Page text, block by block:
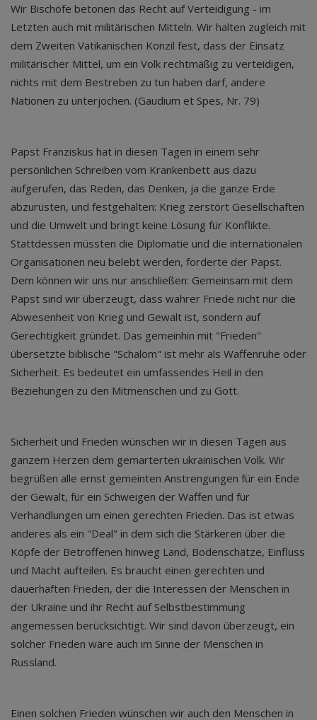
Wir Bischöfe betonen das Recht auf Verteidigung - im
Letzten auch mit militärischen Mitteln. Wir halten zugleich mit
dem Zweiten Vatikanischen Konzil fest, dass der Einsatz
militärischer Mittel, um ein Volk rechtmäßig zu verteidigen,
nichts mit dem Bestreben zu tun haben darf, andere
Nationen zu unterjochen. (Gaudium et Spes, Nr. 79)
Papst Franziskus hat in diesen Tagen in einem sehr
persönlichen Schreiben vom Krankenbett aus dazu
aufgerufen, das Reden, das Denken, ja die ganze Erde
abzurüsten, und festgehalten: Krieg zerstört Gesellschaften
und die Umwelt und bringt keine Lösung für Konflikte.
Stattdessen müssten die Diplomatie und die internationalen
Organisationen neu belebt werden, forderte der Papst.
Dem können wir uns nur anschließen: Gemeinsam mit dem
Papst sind wir überzeugt, dass wahrer Friede nicht nur die
Abwesenheit von Krieg und Gewalt ist, sondern auf
Gerechtigkeit gründet. Das gemeinhin mit "Frieden"
übersetzte biblische "Schalom" ist mehr als Waffenruhe oder
Sicherheit. Es bedeutet ein umfassendes Heil in den
Beziehungen zu den Mitmenschen und zu Gott.
Sicherheit und Frieden wünschen wir in diesen Tagen aus
ganzem Herzen dem gemarterten ukrainischen Volk. Wir
begrüßen alle ernst gemeinten Anstrengungen für ein Ende
der Gewalt, für ein Schweigen der Waffen und für
Verhandlungen um einen gerechten Frieden. Das ist etwas
anderes als ein "Deal" in dem sich die Stärkeren über die
Köpfe der Betroffenen hinweg Land, Bodenschätze, Einfluss
und Macht aufteilen. Es braucht einen gerechten und
dauerhaften Frieden, der die Interessen der Menschen in
der Ukraine und ihr Recht auf Selbstbestimmung
angemessen berücksichtigt. Wir sind davon überzeugt, ein
solcher Frieden wäre auch im Sinne der Menschen in
Russland.
Einen solchen Frieden wünschen wir auch den Menschen in